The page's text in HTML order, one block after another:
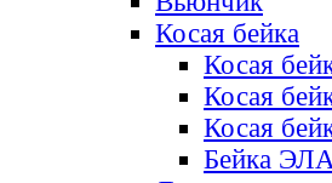
Косая бейка
Косая
Косая
Косая
Бейка